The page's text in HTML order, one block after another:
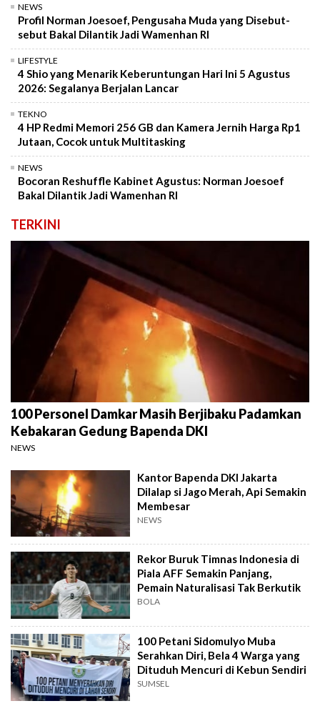
NEWS
Profil Norman Joesoef, Pengusaha Muda yang Disebut-
sebut Bakal Dilantik Jadi Wamenhan RI
LIFESTYLE
4 Shio yang Menarik Keberuntungan Hari Ini 5 Agustus
2026: Segalanya Berjalan Lancar
TEKNO
4 HP Redmi Memori 256 GB dan Kamera Jernih Harga Rp1
Jutaan, Cocok untuk Multitasking
NEWS
Bocoran Reshuffle Kabinet Agustus: Norman Joesoef
Bakal Dilantik Jadi Wamenhan RI
TERKINI
100 Personel Damkar Masih Berjibaku Padamkan
Kebakaran Gedung Bapenda DKI
NEWS
Kantor Bapenda DKI Jakarta
Dilalap si Jago Merah, Api Semakin
Membesar
NEWS
Rekor Buruk Timnas Indonesia di
Piala AFF Semakin Panjang,
Pemain Naturalisasi Tak Berkutik
BOLA
100 Petani Sidomulyo Muba
Serahkan Diri, Bela 4 Warga yang
Dituduh Mencuri di Kebun Sendiri
SUMSEL